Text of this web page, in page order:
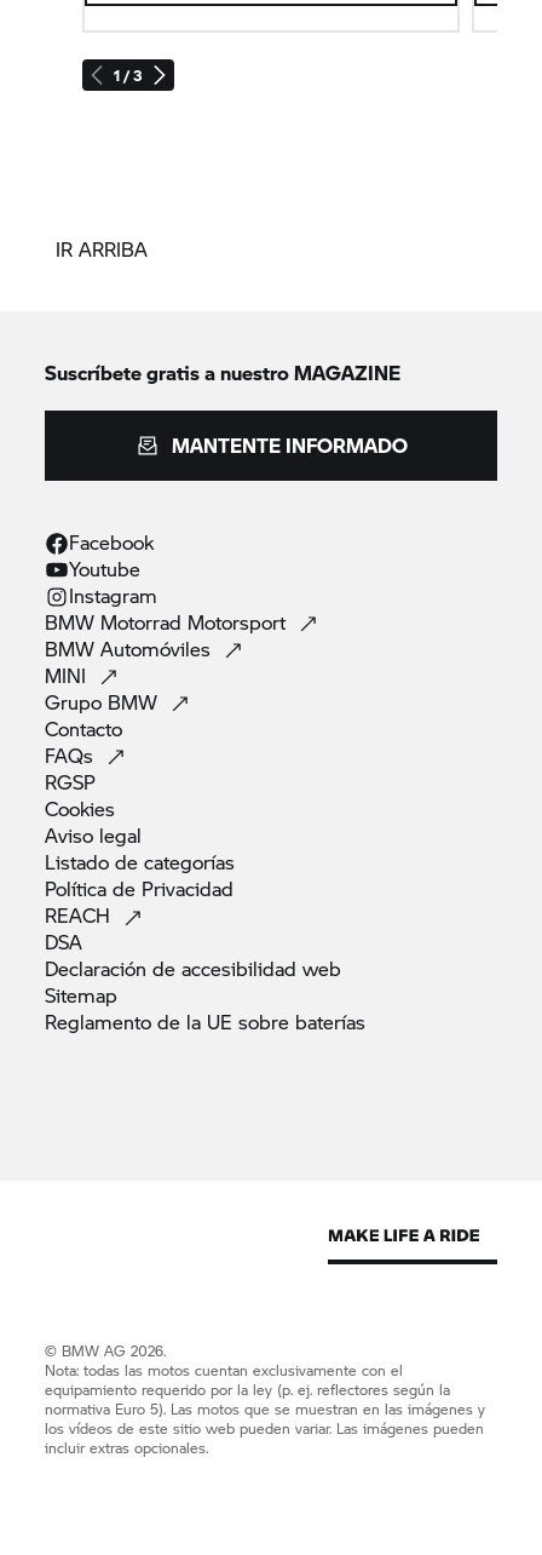
1 / 3
IR ARRIBA
Suscríbete gratis a nuestro MAGAZINE
MANTENTE INFORMADO
Facebook
Youtube
Instagram
BMW Motorrad Motorsport
BMWAutomóviles
MINI
Grupo BMW
Contacto
FAQs
RGSP
Cookies
Aviso legal
Listado decategorías
Política de Privacidad
REACH
DSA
Declaración de accesibilidadweb
Sitemap
Reglamento de la UE sobre baterías
© BMW AG 2026.
Nota: todas las motos cuentan exclusivamente con el
equipamiento requerido por la ley (p. ej. reflectores según la
normativa Euro 5). Las motos que se muestran en las imágenes y
los vídeos de este sitio web pueden variar. Las imágenes pueden
incluir extras opcionales.